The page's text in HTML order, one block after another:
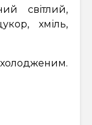
світлий,
хміль,